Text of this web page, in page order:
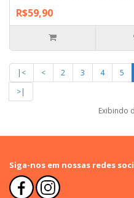
R$59,90
|< < 2 3 4 5
>|
Exibindo
Siga-nos em nossas redes